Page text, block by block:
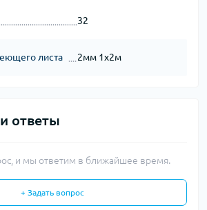
32
листа 2мм 1х2м
ответы
и мы ответим в ближайшее время.
+ Задать вопрос